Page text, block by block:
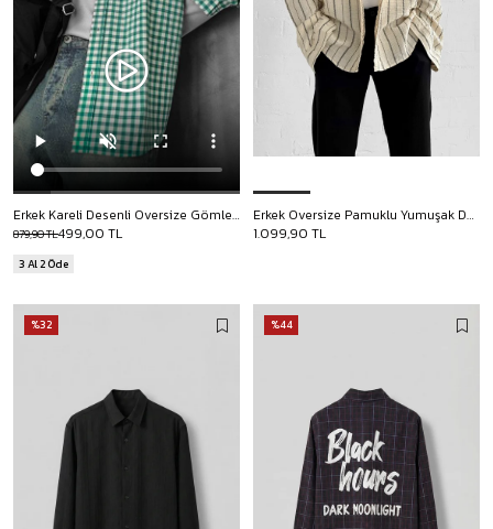
Erkek Kareli Desenli Oversize Gömlek Yeşil
499,00 TL
879,90 TL
3 Al 2 Öde
Erkek Oversize Pamuklu Yumuşak Dokulu Çizgili Gömlek Siyah Bej
1.099,90 TL
%32 %44